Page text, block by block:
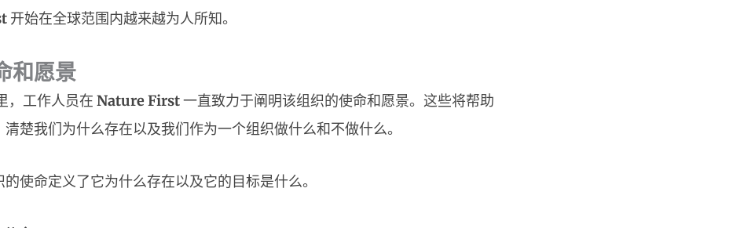
开始在全球范围内越来越为人所知。
和愿景
，工作人员在 Nature First一直致力于阐明该组织的使命和愿景。这些将帮助
楚我们为什么存在以及我们作为一个组织做什么和不做什么。
使命定义了它为什么存在以及它的目标是什么。